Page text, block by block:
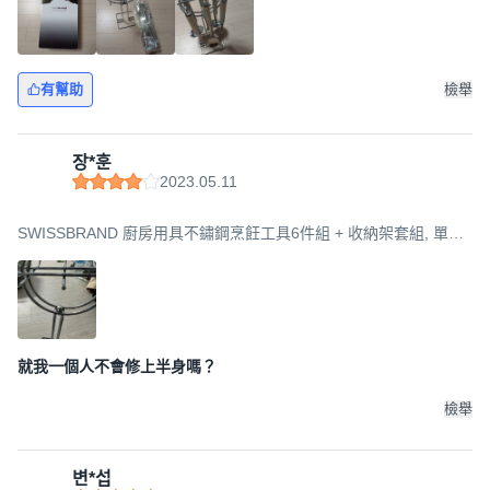
有幫助 檢舉
장*훈
2023.05.11
SWISSBRAND 廚房用具不鏽鋼烹飪工具6件組 + 收納架套組, 單一
就我一個人不會修上半身嗎？
檢舉
변*섭